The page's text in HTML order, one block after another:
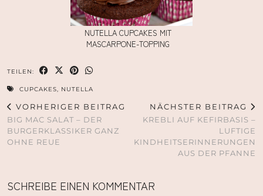
NUTELLA CUPCAKES MIT
MASCARPONE-TOPPING
TEILEN:
CUPCAKES, NUTELLA
VORHERIGER BEITRAG
BIG MAC SALAT – DER
BURGERKLASSIKER GANZ
OHNE REUE
NÄCHSTER BEITRAG
KREBLI AUF KEFIRBASIS –
LUFTIGE
KINDHEITSERINNERUNGEN
AUS DER PFANNE
SCHREIBE EINEN KOMMENTAR